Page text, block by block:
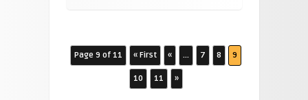
Page 9 of 11 « First « ... 7 8 9
10 11 »